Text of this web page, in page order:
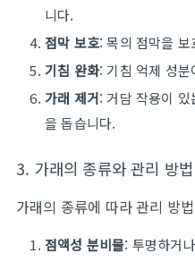
니다.
점막 보호: 목의 점막을 보
기침 완화: 기침 억제 성분
가래 제거: 거담 작용이
을 돕습니다.
3. 가래의 종류와 관리 방법
가래의 종류에 따라 관리 방
점액성 분비물: 투명하거